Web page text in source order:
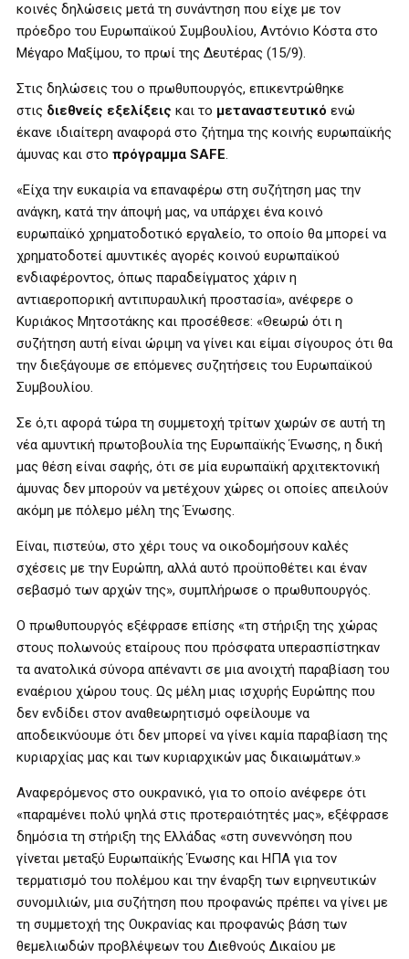
κοινές δηλώσεις μετά τη συνάντηση που είχε με τον
πρόεδρο του Ευρωπαϊκού Συμβουλίου, Αντόνιο Κόστα στο
Μέγαρο Μαξίμου, το πρωί της Δευτέρας (15/9).
Στις δηλώσεις του ο πρωθυπουργός, επικεντρώθηκε
στις διεθνείς εξελίξεις και το μεταναστευτικό ενώ
έκανε ιδιαίτερη αναφορά στο ζήτημα της κοινής ευρωπαϊκής
άμυνας και στο πρόγραμμα SAFE.
«Είχα την ευκαιρία να επαναφέρω στη συζήτηση μας την
ανάγκη, κατά την άποψή μας, να υπάρχει ένα κοινό
ευρωπαϊκό χρηματοδοτικό εργαλείο, το οποίο θα μπορεί να
χρηματοδοτεί αμυντικές αγορές κοινού ευρωπαϊκού
ενδιαφέροντος, όπως παραδείγματος χάριν η
αντιαεροπορική αντιπυραυλική προστασία», ανέφερε ο
Κυριάκος Μητσοτάκης και προσέθεσε: «Θεωρώ ότι η
συζήτηση αυτή είναι ώριμη να γίνει και είμαι σίγουρος ότι θα
την διεξάγουμε σε επόμενες συζητήσεις του Ευρωπαϊκού
Συμβουλίου.
Σε ό,τι αφορά τώρα τη συμμετοχή τρίτων χωρών σε αυτή τη
νέα αμυντική πρωτοβουλία της Ευρωπαϊκής Ένωσης, η δική
μας θέση είναι σαφής, ότι σε μία ευρωπαϊκή αρχιτεκτονική
άμυνας δεν μπορούν να μετέχουν χώρες οι οποίες απειλούν
ακόμη με πόλεμο μέλη της Ένωσης.
Είναι, πιστεύω, στο χέρι τους να οικοδομήσουν καλές
σχέσεις με την Ευρώπη, αλλά αυτό προϋποθέτει και έναν
σεβασμό των αρχών της», συμπλήρωσε ο πρωθυπουργός.
Ο πρωθυπουργός εξέφρασε επίσης «τη στήριξη της χώρας
στους πολωνούς εταίρους που πρόσφατα υπερασπίστηκαν
τα ανατολικά σύνορα απέναντι σε μια ανοιχτή παραβίαση του
εναέριου χώρου τους. Ως μέλη μιας ισχυρής Ευρώπης που
δεν ενδίδει στον αναθεωρητισμό οφείλουμε να
αποδεικνύουμε ότι δεν μπορεί να γίνει καμία παραβίαση της
κυριαρχίας μας και των κυριαρχικών μας δικαιωμάτων.»
Αναφερόμενος στο ουκρανικό, για το οποίο ανέφερε ότι
«παραμένει πολύ ψηλά στις προτεραιότητές μας», εξέφρασε
δημόσια τη στήριξη της Ελλάδας «στη συνεννόηση που
γίνεται μεταξύ Ευρωπαϊκής Ένωσης και ΗΠΑ για τον
τερματισμό του πολέμου και την έναρξη των ειρηνευτικών
συνομιλιών, μια συζήτηση που προφανώς πρέπει να γίνει με
τη συμμετοχή της Ουκρανίας και προφανώς βάση των
θεμελιωδών προβλέψεων του Διεθνούς Δικαίου με